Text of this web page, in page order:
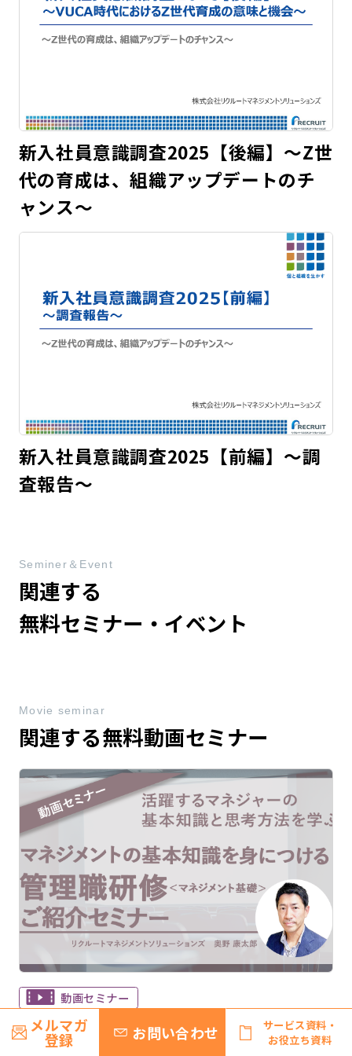
新入社員意識調査2025【後編】～Z世
代の育成は、組織アップデートのチ
ャンス～
新入社員意識調査2025【前編】～調
査報告～
関連する
無料セミナー・イベント
Seminer＆Event
関連する無料動画セミナー
Movie seminar
動画セミナー
活躍するマネジャーの基本知識と思考方法を学ぶ
メルマガ
登録 お問い合わせ
サービス資料・
お役立ち資料